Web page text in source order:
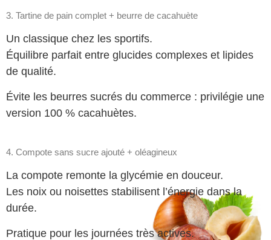
3. Tartine de pain complet + beurre de cacahuète
Un classique chez les sportifs.
Équilibre parfait entre glucides complexes et lipides
de qualité.
Évite les beurres sucrés du commerce : privilégie une
version 100 % cacahuètes.
4. Compote sans sucre ajouté + oléagineux
La compote remonte la glycémie en douceur.
Les noix ou noisettes stabilisent l’énergie dans la
durée.
Pratique pour les journées très actives.